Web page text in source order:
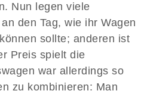
Nun legen viele
den Tag, wie ihr Wagen
sollte; anderen ist
Preis spielt die
war allerdings so
zu kombinieren: Man